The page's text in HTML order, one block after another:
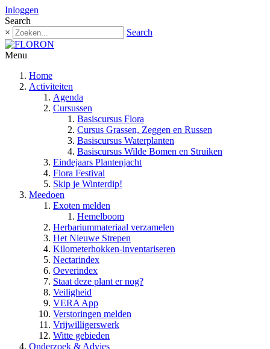
Inloggen
Search
×
Search
Menu
Home
Activiteiten
Agenda
Cursussen
Basiscursus Flora
Cursus Grassen, Zeggen en Russen
Basiscursus Waterplanten
Basiscursus Wilde Bomen en Struiken
Eindejaars Plantenjacht
Flora Festival
Skip je Winterdip!
Meedoen
Exoten melden
Hemelboom
Herbariummateriaal verzamelen
Het Nieuwe Strepen
Kilometerhokken-inventariseren
Nectarindex
Oeverindex
Staat deze plant er nog?
Veiligheid
VERA App
Verstoringen melden
Vrijwilligerswerk
Witte gebieden
Onderzoek & Advies